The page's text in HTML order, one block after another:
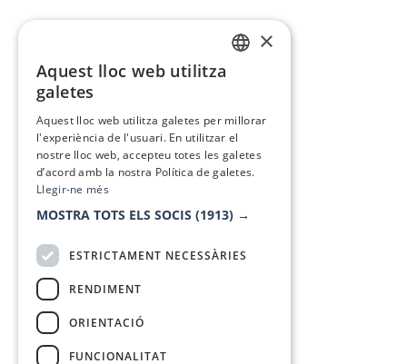
×
Aquest lloc web utilitza
galetes
Aquest lloc web utilitza galetes per millorar
l'experiència de l'usuari. En utilitzar el
nostre lloc web, accepteu totes les galetes
d’acord amb la nostra Política de galetes.
Llegir-ne més
MOSTRA TOTS ELS SOCIS (1913) →
ESTRICTAMENT NECESSÀRIES
RENDIMENT
ORIENTACIÓ
FUNCIONALITAT